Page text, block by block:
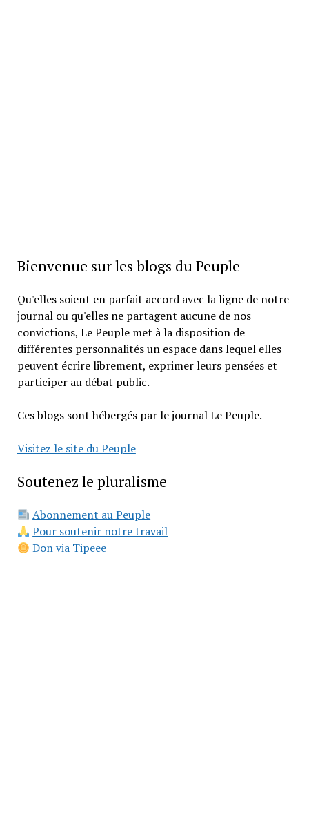
Bienvenue sur les blogs du Peuple
Qu'elles soient en parfait accord avec la ligne de notre
journal ou qu'elles ne partagent aucune de nos
convictions, Le Peuple met à la disposition de
différentes personnalités un espace dans lequel elles
peuvent écrire librement, exprimer leurs pensées et
participer au débat public.
Ces blogs sont hébergés par le journal Le Peuple.
Visitez le site du Peuple
Soutenez le pluralisme
Abonnement au Peuple
Pour soutenir notre travail
Don via Tipeee